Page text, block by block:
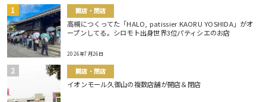
開店・閉店
高槻につくってた「HALO, patissier KAORU YOSHIDA」がオ
ープンしてる。シロモト出身世界3位パティシエのお店
2026年7月26日
開店・閉店
イオンモール久御山の複数店舗が開店＆閉店